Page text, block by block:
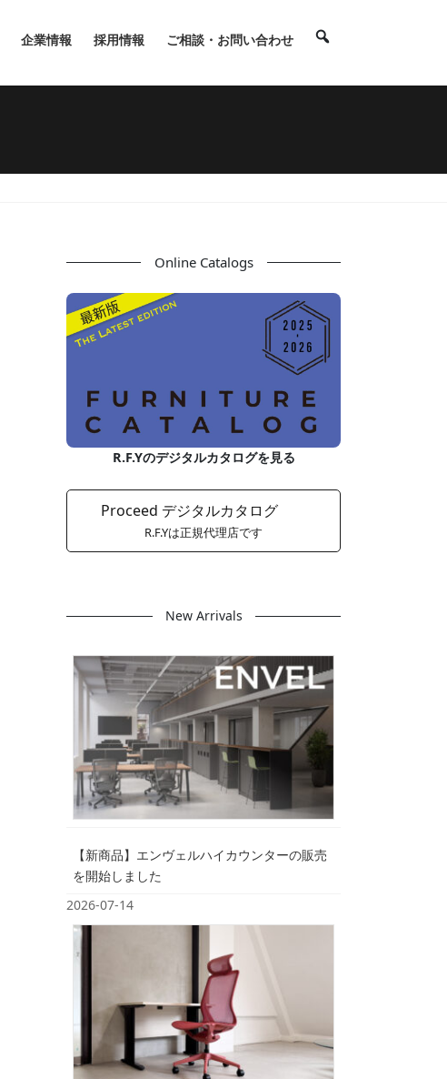
企業情報 採用情報 ご相談・お問い合わせ
Online Catalogs
R.F.Yのデジタルカタログを見る
Proceed デジタルカタログ
R.F.Yは正規代理店です
New Arrivals
【新商品】エンヴェルハイカウンターの販売
を開始しました
2026-07-14